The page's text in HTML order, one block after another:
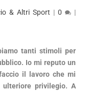
& Altri Sport | 0 |
tanti stimoli per
Io mi reputo un
il lavoro che mi
privilegio. A